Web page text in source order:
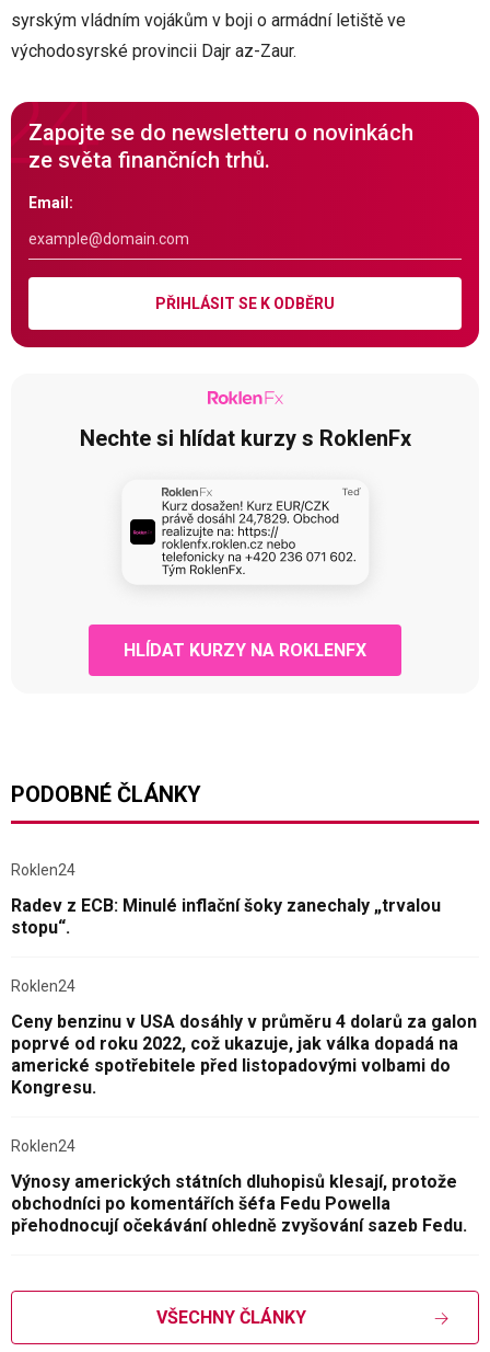
syrským vládním vojákům v boji o armádní letiště ve
východosyrské provincii Dajr az-Zaur.
Zapojte se do newsletteru o novinkách
ze světa finančních trhů.
Email:
PŘIHLÁSIT SE K ODBĚRU
Nechte si hlídat kurzy s RoklenFx
HLÍDAT KURZY NA ROKLENFX
PODOBNÉ ČLÁNKY
Roklen24
Radev z ECB: Minulé inflační šoky zanechaly „trvalou
stopu“.
Roklen24
Ceny benzinu v USA dosáhly v průměru 4 dolarů za galon
poprvé od roku 2022, což ukazuje, jak válka dopadá na
americké spotřebitele před listopadovými volbami do
Kongresu.
Roklen24
Výnosy amerických státních dluhopisů klesají, protože
obchodníci po komentářích šéfa Fedu Powella
přehodnocují očekávání ohledně zvyšování sazeb Fedu.
VŠECHNY ČLÁNKY